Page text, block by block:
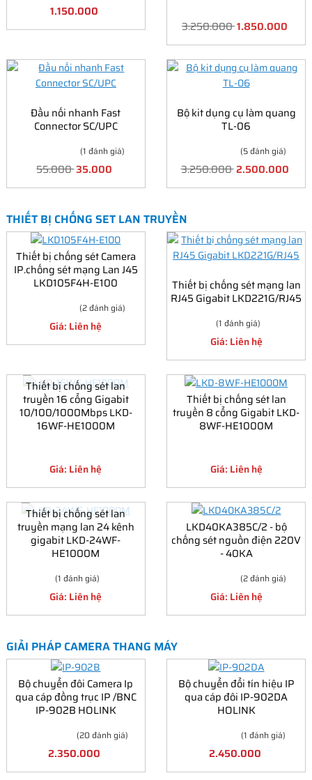
1.150.000
3.250.0001.850.000
Đầu nối nhanh Fast
Connector SC/UPC
(1 đánh giá)
55.00035.000
Bộ kit dụng cụ làm quang
TL-06
(5 đánh giá)
3.250.0002.500.000
THIẾT BỊ CHỐNG SET LAN TRUYỀN
Thiết bị chống sét Camera
IP.chống sét mạng Lan J45
LKD105F4H-E100
(2 đánh giá)
Giá: Liên hệ
Thiết bị chống sét mạng lan
RJ45 Gigabit LKD221G/RJ45
(1 đánh giá)
Giá: Liên hệ
Thiết bị chống sét lan
truyền 16 cổng Gigabit
10/100/1000Mbps LKD-
16WF-HE1000M
Giá: Liên hệ
Thiết bị chống sét lan
truyền 8 cổng Gigabit LKD-
8WF-HE1000M
Giá: Liên hệ
Thiết bị chống sét lan
truyền mạng lan 24 kênh
gigabit LKD-24WF-
HE1000M
(1 đánh giá)
Giá: Liên hệ
LKD40KA385C/2 - bộ
chống sét nguồn điện 220V
- 40KA
(2 đánh giá)
Giá: Liên hệ
GIẢI PHÁP CAMERA THANG MÁY
Bộ chuyển đôi Camera Ip
qua cáp đồng trục IP /BNC
IP-902B HOLINK
(20 đánh giá)
2.350.000
Bộ chuyển đổi tín hiệu IP
qua cáp đôi IP-902DA
HOLINK
(1 đánh giá)
2.450.000